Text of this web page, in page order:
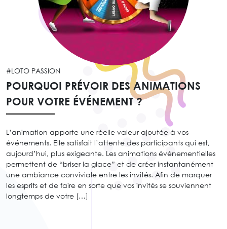
#LOTO PASSION
POURQUOI PRÉVOIR DES ANIMATIONS
POUR VOTRE ÉVÉNEMENT ?
L’animation apporte une réelle valeur ajoutée à vos
événements. Elle satisfait l’attente des participants qui est,
aujourd’hui, plus exigeante. Les animations événementielles
permettent de “briser la glace” et de créer instantanément
une ambiance conviviale entre les invités. Afin de marquer
les esprits et de faire en sorte que vos invités se souviennent
longtemps de votre […]